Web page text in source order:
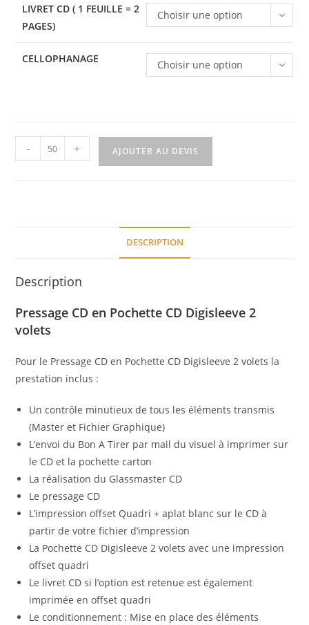
LIVRET CD ( 1 FEUILLE = 2
PAGES)
Choisir une option
CELLOPHANAGE Choisir une option
- + AJOUTER AU DEVIS
DESCRIPTION
Description
Pressage CD en Pochette CD Digisleeve 2
volets
Pour le Pressage CD en Pochette CD Digisleeve 2 volets la
prestation inclus :
Un contrôle minutieux de tous les éléments transmis
(Master et Fichier Graphique)
L’envoi du Bon A Tirer par mail du visuel à imprimer sur
le CD et la pochette carton
La réalisation du Glassmaster CD
Le pressage CD
L’impression offset Quadri + aplat blanc sur le CD à
partir de votre fichier d’impression
La Pochette CD Digisleeve 2 volets avec une impression
offset quadri
Le livret CD si l’option est retenue est également
imprimée en offset quadri
Le conditionnement : Mise en place des éléments